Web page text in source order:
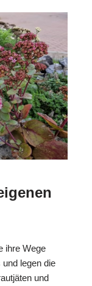
ihre Wege
legen die
und